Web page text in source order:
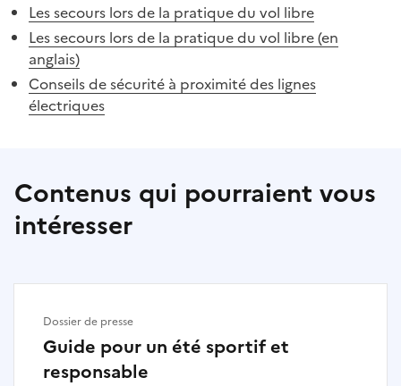
Les secours lors de la pratique du vol libre
Les secours lors de la pratique du vol libre (en
anglais)
Conseils de sécurité à proximité des lignes
électriques
Contenus qui pourraient vous
intéresser
Guide pour un été sportif et
responsable
Dossier de presse